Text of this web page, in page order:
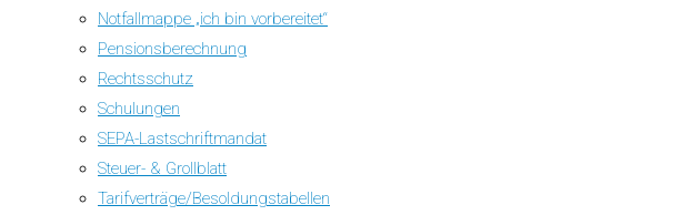
Notfallmappe „ich bin vorbereitet“
Pensionsberechnung
Rechtsschutz
Schulungen
SEPA-Lastschriftmandat
Steuer- & Grollblatt
Tarifverträge/Besoldungstabellen